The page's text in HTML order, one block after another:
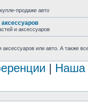
продаже авто
и аксессуаров
или авто. А также
| Наша